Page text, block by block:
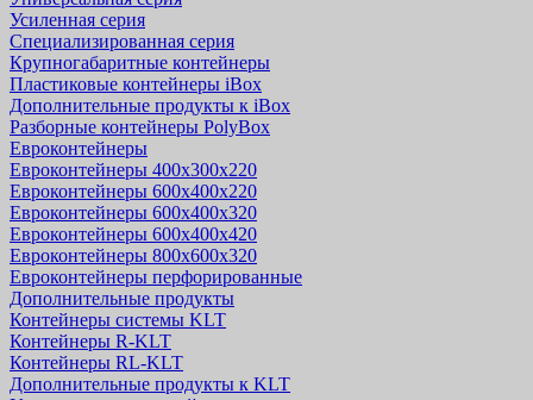
Усиленная серия
Специализированная серия
Крупногабаритные контейнеры
Пластиковые контейнеры iBox
Дополнительные продукты к iBox
Разборные контейнеры PolyBox
Евроконтейнеры
Евроконтейнеры 400х300х220
Евроконтейнеры 600х400х220
Евроконтейнеры 600х400х320
Евроконтейнеры 600х400х420
Евроконтейнеры 800х600х320
Евроконтейнеры перфорированные
Дополнительные продукты
Контейнеры системы KLT
Контейнеры R-KLT
Контейнеры RL-KLT
Дополнительные продукты к KLT